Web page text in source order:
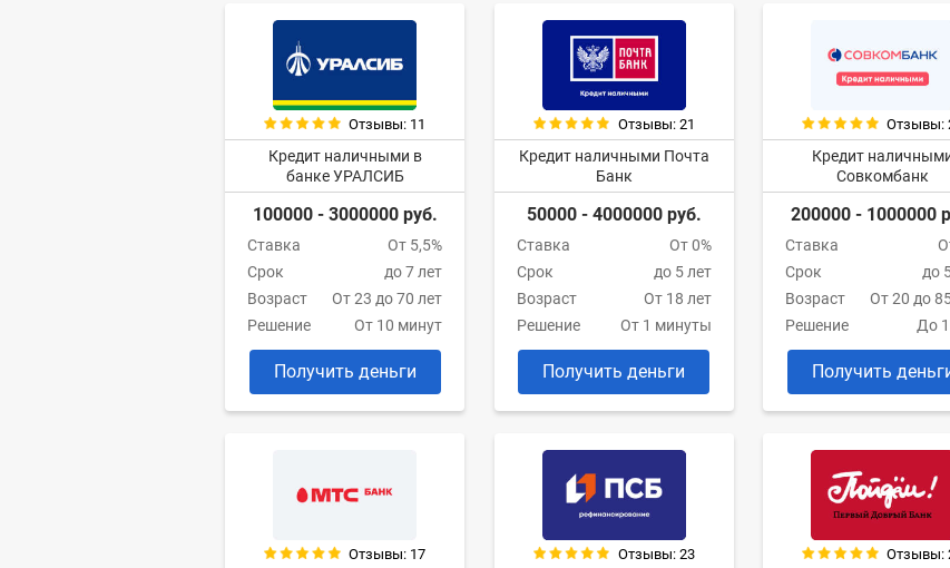
Отзывы: 11
Кредит наличными в
банке УРАЛСИБ
100000 - 3000000 руб.
Ставка
От 5,5%
Срок
до 7 лет
Возраст
От 23 до 70 лет
Решение
От 10 минут
Получить деньги
Отзывы: 21
Кредит наличными Почта
Банк
50000 - 4000000 руб.
Ставка
От 0%
Срок
до 5 лет
Возраст
От 18 лет
Решение
От 1 минуты
Получить деньги
Отзывы:
Кредит
Совкомбанк
200000 - 1000000
Ставка
Срок
до
Возраст
От 20 до
Решение
До
Получить
Отзывы: 17 Отзывы: 23 Отзывы: